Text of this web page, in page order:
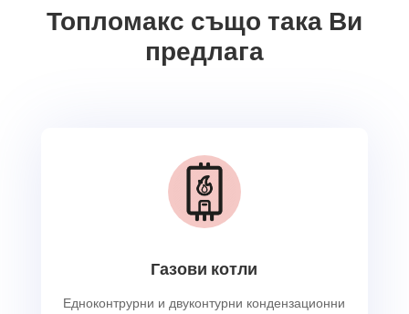
Топломакс също така Ви
предлага
Газови котли
Едноконтрурни и двуконтурни кондензационни